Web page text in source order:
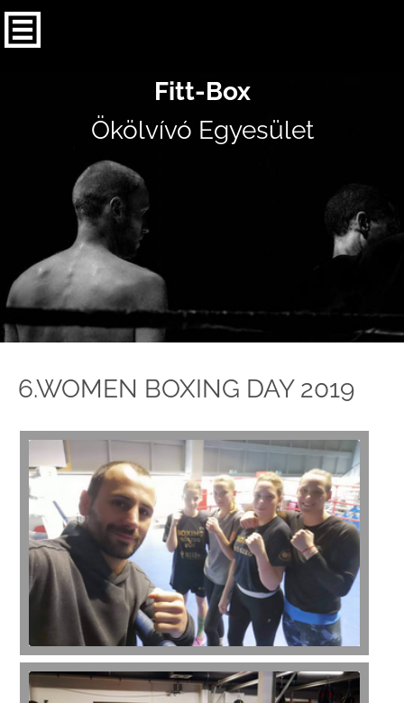
Fitt-Box
Ökölvívó Egyesület
6.WOMEN BOXING DAY 2019